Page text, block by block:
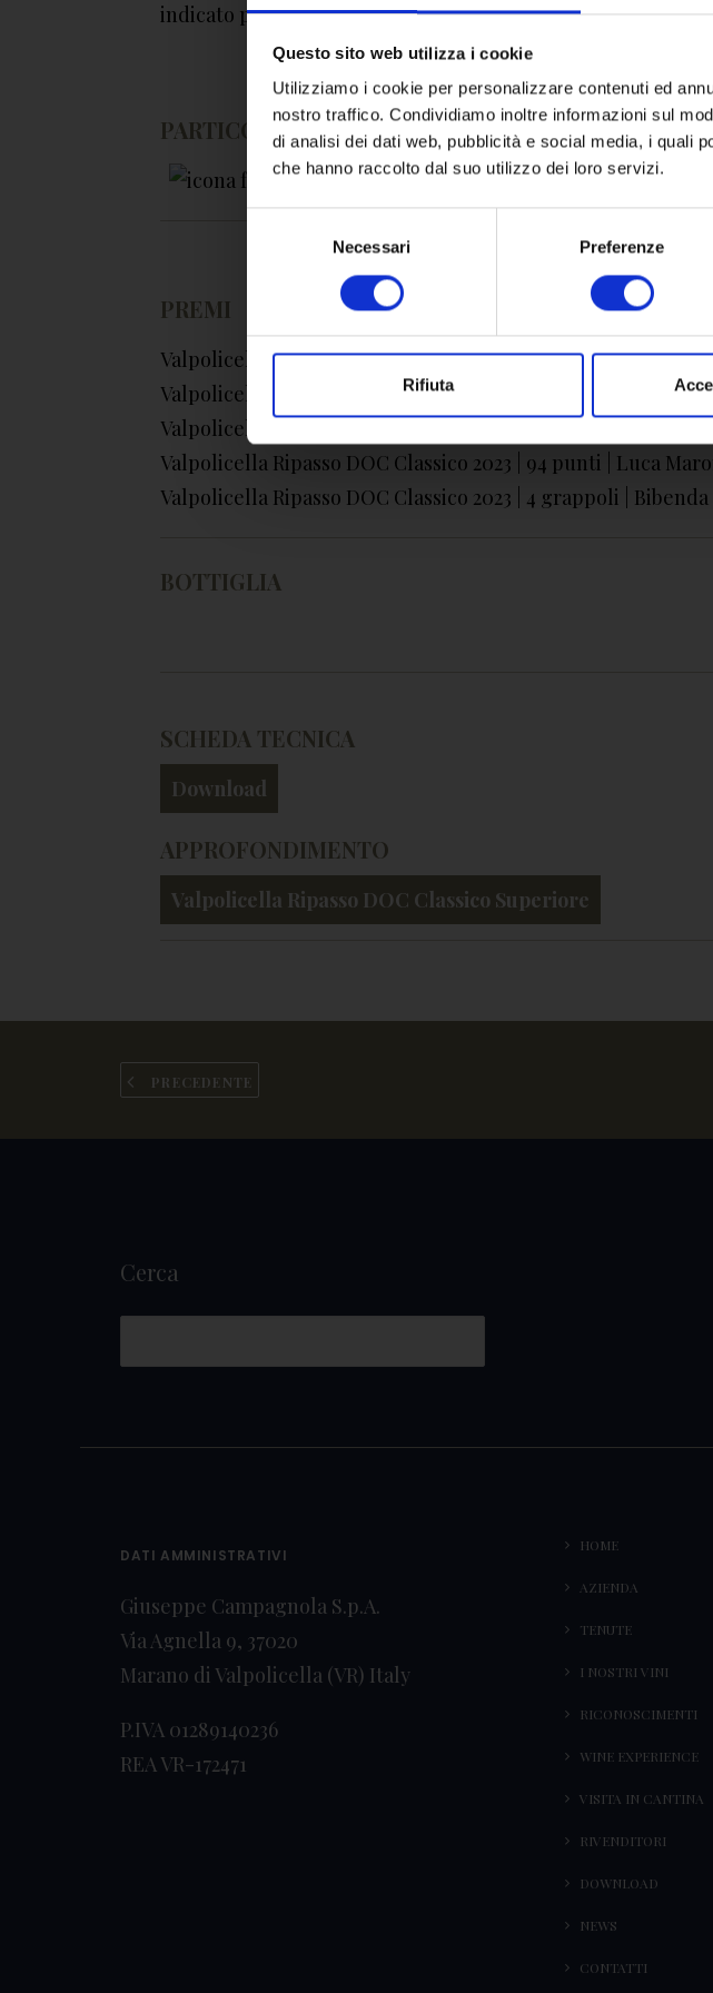
Questo sito web utilizza i cookie
Utilizziamo i cookie per personalizzare contenuti ed
nostro traffico. Condividiamo inoltre informazioni sul
di analisi dei dati web, pubblicità e social media, i quali
che hanno raccolto dal suo utilizzo dei loro servizi.
Necessari Preferenze
Rifiuta
indicato per accompagnare i risotti autunnali e la pasta e
PARTICOLARMENTE INDICATO PER
PREMI
Valpolicella Ripasso DOC Classico 2023 | 91 points | James
Valpolicella Ripasso DOC Classico 2023 | 2 stelle | Veronelli
Valpolicella Ripasso DOC Classico 2023 | 4 stelle | Touring
Valpolicella Ripasso DOC Classico 2023 | 94 punti | Luca
Valpolicella Ripasso DOC Classico 2023 | 4 grappoli | Bibenda
BOTTIGLIA
SCHEDA TECNICA
Download
APPROFONDIMENTO
Valpolicella Ripasso DOC Classico Superiore
PRECEDENTE
Cerca
DATI AMMINISTRATIVI
Giuseppe Campagnola S.p.A.
Via Agnella 9, 37020
Marano di Valpolicella (VR) Italy
P.IVA 01289140236
REA VR-172471
HOME
AZIENDA
TENUTE
I NOSTRI VINI
RICONOSCIMENTI
WINE EXPERIENCE
VISITA IN CANTINA
RIVENDITORI
DOWNLOAD
NEWS
CONTATTI